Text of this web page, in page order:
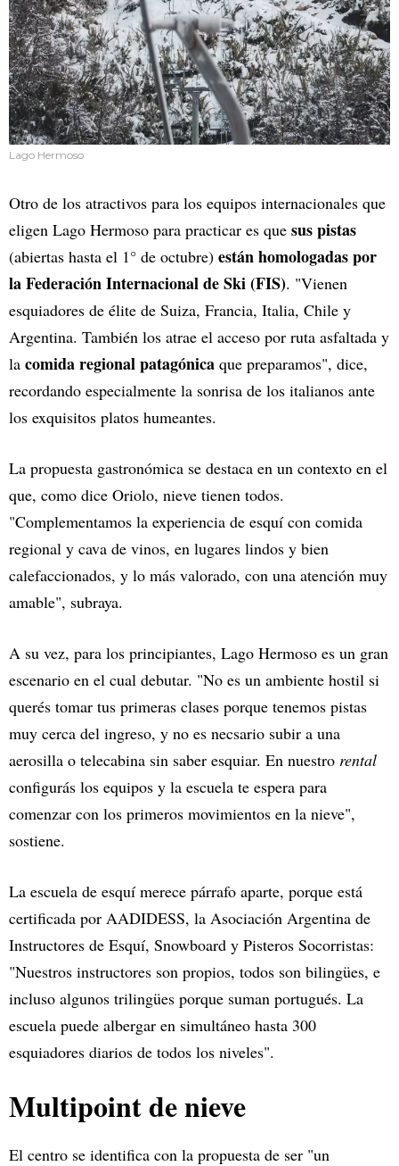
Lago Hermoso
Otro de los atractivos para los equipos internacionales que
eligen Lago Hermoso para practicar es que sus pistas
(abiertas hasta el 1° de octubre) están homologadas por
la Federación Internacional de Ski (FIS). "Vienen
esquiadores de élite de Suiza, Francia, Italia, Chile y
Argentina. También los atrae el acceso por ruta asfaltada y
la comida regional patagónica que preparamos", dice,
recordando especialmente la sonrisa de los italianos ante
los exquisitos platos humeantes.
La propuesta gastronómica se destaca en un contexto en el
que, como dice Oriolo, nieve tienen todos.
"Complementamos la experiencia de esquí con comida
regional y cava de vinos, en lugares lindos y bien
calefaccionados, y lo más valorado, con una atención muy
amable", subraya.
A su vez, para los principiantes, Lago Hermoso es un gran
escenario en el cual debutar. "No es un ambiente hostil si
querés tomar tus primeras clases porque tenemos pistas
muy cerca del ingreso, y no es necsario subir a una
aerosilla o telecabina sin saber esquiar. En nuestro rental
configurás los equipos y la escuela te espera para
comenzar con los primeros movimientos en la nieve",
sostiene.
La escuela de esquí merece párrafo aparte, porque está
certificada por AADIDESS, la Asociación Argentina de
Instructores de Esquí, Snowboard y Pisteros Socorristas:
"Nuestros instructores son propios, todos son bilingües, e
incluso algunos trilingües porque suman portugués. La
escuela puede albergar en simultáneo hasta 300
esquiadores diarios de todos los niveles".
Multipoint de nieve
El centro se identifica con la propuesta de ser "un